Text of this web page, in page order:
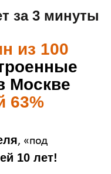
за 3 минуты
из 100
Москве
63%
, «под
10 лет!